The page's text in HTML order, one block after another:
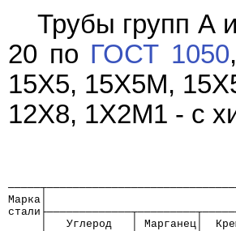
Трубы групп А
20 по ГОСТ 1050
15Х5, 15Х5М,
12Х8, 1Х2М1 - с
Марка│
│   Углерод   │ Марганец│